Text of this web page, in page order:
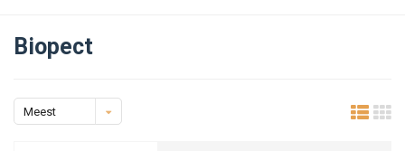
Biopect
Meest